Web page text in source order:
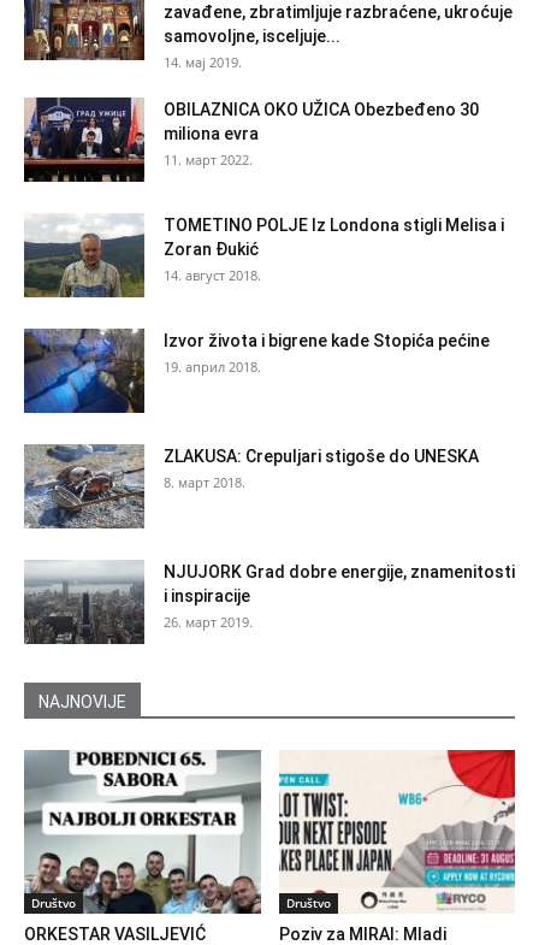
zavađene, zbratimljuje razbraćene, ukroćuje
samovoljne, isceljuje...
14. мај 2019.
OBILAZNICA OKO UŽICA Obezbeđeno 30
miliona evra
11. март 2022.
TOMETINO POLJE Iz Londona stigli Melisa i
Zoran Đukić
14. август 2018.
Izvor života i bigrene kade Stopića pećine
19. април 2018.
ZLAKUSA: Crepuljari stigoše do UNESKA
8. март 2018.
NJUJORK Grad dobre energije, znamenitosti
i inspiracije
26. март 2019.
NAJNOVIJE
Društvo
ORKESTAR VASILJEVIĆ
Društvo
Poziv za MIRAI: Mladi